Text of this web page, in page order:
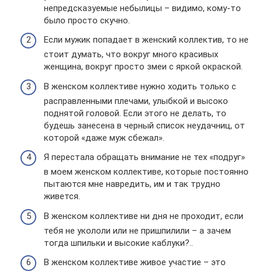
непредсказуемые небылицы – видимо, кому-то
было просто скучно.
Если мужик попадает в женский коллектив, то не
стоит думать, что вокруг много красивых
женщина, вокруг просто змеи с яркой окраской.
В женском коллективе нужно ходить только с
расправленными плечами, улыбкой и высоко
поднятой головой. Если этого не делать, то
будешь занесена в черный список неудачниц, от
которой «даже муж сбежал».
Я перестала обращать внимание не тех «подруг»
в моем женском коллективе, которые постоянно
пытаются мне навредить, им и так трудно
живется.
В женском коллективе ни дня не проходит, если
тебя не укололи или не пришпилили – а зачем
тогда шпильки и высокие каблуки?..
В женском коллективе живое участие – это